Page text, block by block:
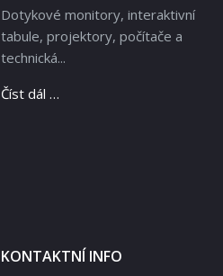
Dotykové monitory, interaktivní
tabule, projektory, počítače a
technická...
Číst dál …
KONTAKTNÍ INFO